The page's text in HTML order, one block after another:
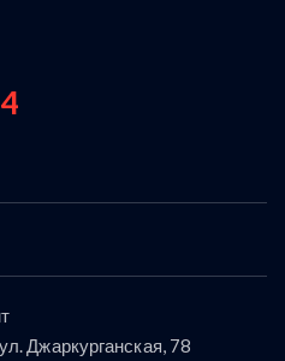
Джаркурганская, 78